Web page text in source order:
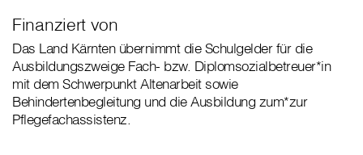
Finanziert von
Das Land Kärnten übernimmt die Schulgelder für die
Ausbildungszweige Fach- bzw. Diplomsozialbetreuer*in
mit dem Schwerpunkt Altenarbeit sowie
Behindertenbegleitung und die Ausbildung zum*zur
Pflegefachassistenz.